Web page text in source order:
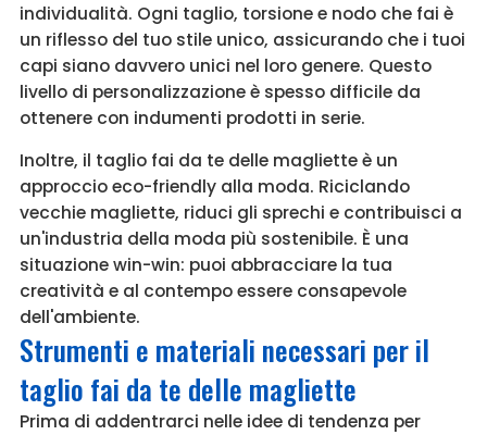
individualità. Ogni taglio, torsione e nodo che fai è
un riflesso del tuo stile unico, assicurando che i tuoi
capi siano davvero unici nel loro genere. Questo
livello di personalizzazione è spesso difficile da
ottenere con indumenti prodotti in serie.
Inoltre, il taglio fai da te delle magliette è un
approccio eco-friendly alla moda. Riciclando
vecchie magliette, riduci gli sprechi e contribuisci a
un'industria della moda più sostenibile. È una
situazione win-win: puoi abbracciare la tua
creatività e al contempo essere consapevole
dell'ambiente.
Strumenti e materiali necessari per il
taglio fai da te delle magliette
Prima di addentrarci nelle idee di tendenza per